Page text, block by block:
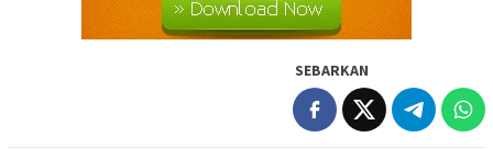
SEBARKAN